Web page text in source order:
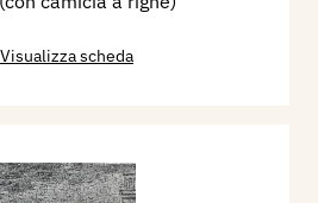
Visualizza scheda